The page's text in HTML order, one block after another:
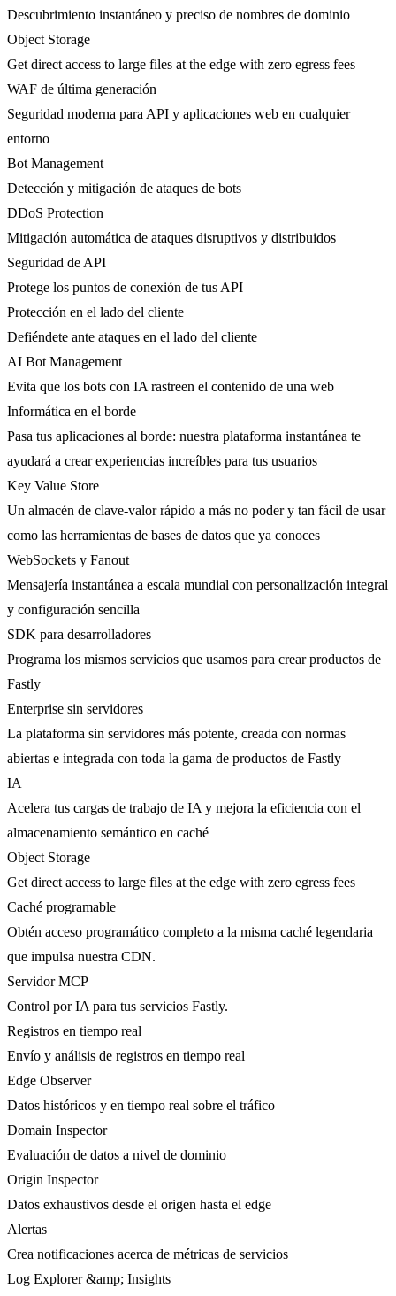
Descubrimiento instantáneo y preciso de nombres de dominio
Object Storage
Get direct access to large files at the edge with zero egress fees
WAF de última generación
Seguridad moderna para API y aplicaciones web en cualquier
entorno
Bot Management
Detección y mitigación de ataques de bots
DDoS Protection
Mitigación automática de ataques disruptivos y distribuidos
Seguridad de API
Protege los puntos de conexión de tus API
Protección en el lado del cliente
Defiéndete ante ataques en el lado del cliente
AI Bot Management
Evita que los bots con IA rastreen el contenido de una web
Informática en el borde
Pasa tus aplicaciones al borde: nuestra plataforma instantánea te
ayudará a crear experiencias increíbles para tus usuarios
Key Value Store
Un almacén de clave-valor rápido a más no poder y tan fácil de usar
como las herramientas de bases de datos que ya conoces
WebSockets y Fanout
Mensajería instantánea a escala mundial con personalización integral
y configuración sencilla
SDK para desarrolladores
Programa los mismos servicios que usamos para crear productos de
Fastly
Enterprise sin servidores
La plataforma sin servidores más potente, creada con normas
abiertas e integrada con toda la gama de productos de Fastly
IA
Acelera tus cargas de trabajo de IA y mejora la eficiencia con el
almacenamiento semántico en caché
Object Storage
Get direct access to large files at the edge with zero egress fees
Caché programable
Obtén acceso programático completo a la misma caché legendaria
que impulsa nuestra CDN.
Servidor MCP
Control por IA para tus servicios Fastly.
Registros en tiempo real
Envío y análisis de registros en tiempo real
Edge Observer
Datos históricos y en tiempo real sobre el tráfico
Domain Inspector
Evaluación de datos a nivel de dominio
Origin Inspector
Datos exhaustivos desde el origen hasta el edge
Alertas
Crea notificaciones acerca de métricas de servicios
Log Explorer &amp; Insights